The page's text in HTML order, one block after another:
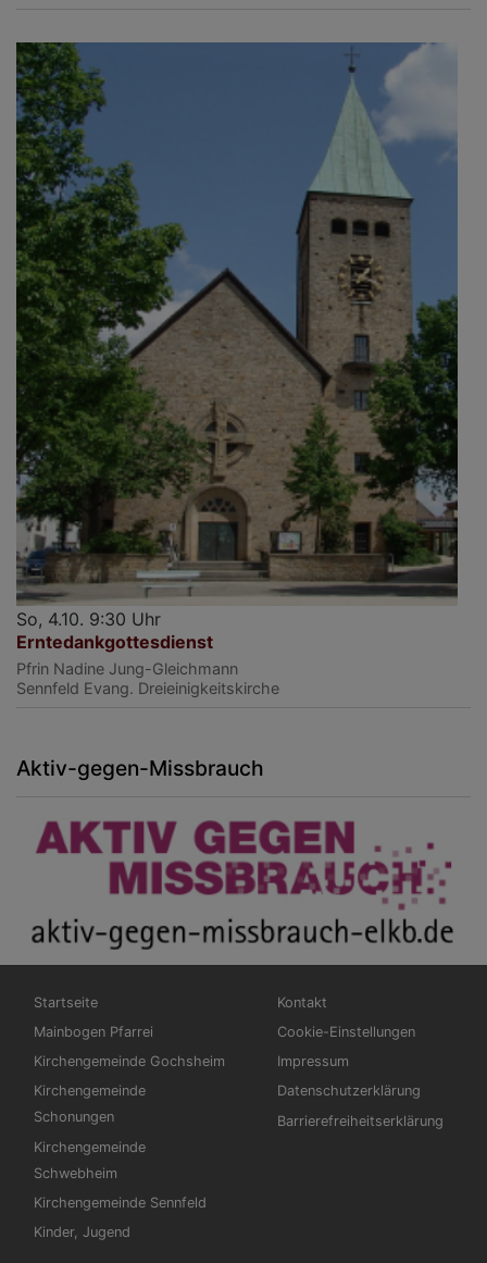
So, 4.10. 9:30 Uhr
Erntedankgottesdienst
Pfrin Nadine Jung-Gleichmann
Sennfeld Evang. Dreieinigkeitskirche
Aktiv-gegen-Missbrauch
Hauptnavigation
Startseite
Mainbogen Pfarrei
Kirchengemeinde Gochsheim
Kirchengemeinde
Schonungen
Kirchengemeinde
Schwebheim
Kirchengemeinde Sennfeld
Kinder, Jugend
Fußbereichsmenü
Kontakt
Cookie-Einstellungen
Impressum
Datenschutzerklärung
Barrierefreiheitserklärung